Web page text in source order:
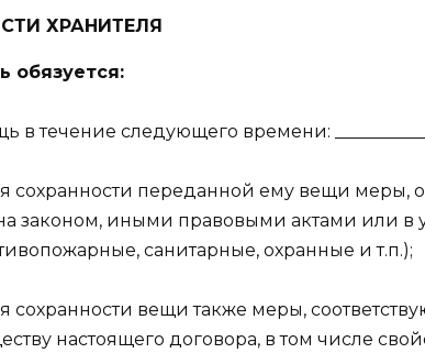
ХРАНИТЕЛЯ
обязуется:
в течение следующего времени:
сохранности переданной ему вещи меры,
законом, иными правовыми актами или в
санитарные, охранные и т.п.);
сохранности вещи также меры,
настоящего договора, в том числе